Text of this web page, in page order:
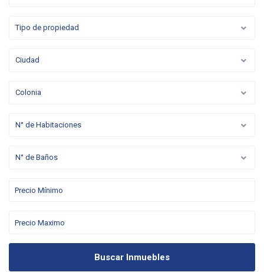
Tipo de propiedad
Ciudad
Colonia
N° de Habitaciones
N° de Baños
Buscar Inmuebles